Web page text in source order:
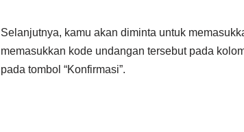
Selanjutnya, kamu akan diminta untuk
memasukkan kode undangan tersebut pada
pada tombol “Konfirmasi”.